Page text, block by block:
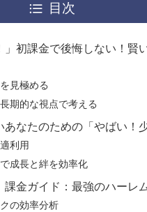
目次
」初課金で後悔しない！賢
見極める
期的な視点で考える
あなたのための「やばい！
利用
成長と絆を効率化
金ガイド：最強のハーレ
の効率分析